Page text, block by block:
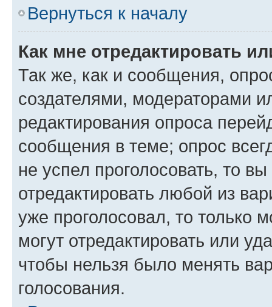
Вернуться к началу
Как мне отредактировать
Так же, как и сообщения,
создателями, модераторами
редактирования опроса
сообщения в теме; опрос
не успел проголосовать, то
отредактировать любой из
уже проголосовал, то только
могут отредактировать или
чтобы нельзя было менять
голосования.